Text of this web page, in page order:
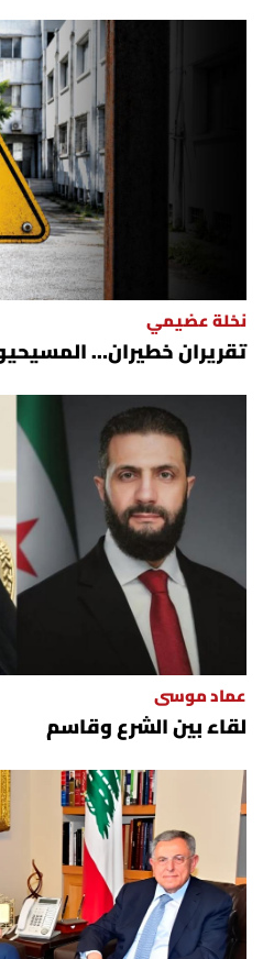
نخلة عضيمي
تقريران خطيران…
عماد موسى
لقاء بين الشرع وقاسم